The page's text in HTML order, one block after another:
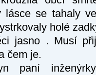
lásce se tahaly
holé
jasno . Musí
čem je.
paní